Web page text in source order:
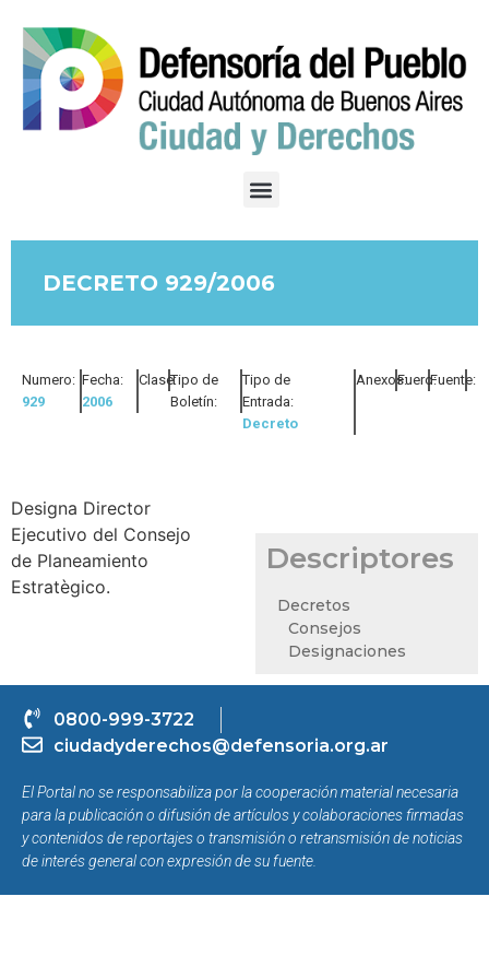
DECRETO 929/2006
Numero:
929
Fecha:
2006
Clase:Tipo de
Boletín:
Tipo de
Entrada:
Decreto
Anexos:Fuero:Fuente:
Designa Director
Ejecutivo del Consejo
de Planeamiento
Estratègico.
Descriptores
Decretos
Consejos
Designaciones
0800-999-3722
ciudadyderechos@defensoria.org.ar
El Portal no se responsabiliza por la cooperación material necesaria
para la publicación o difusión de artículos y colaboraciones firmadas
y contenidos de reportajes o transmisión o retransmisión de noticias
de interés general con expresión de su fuente.